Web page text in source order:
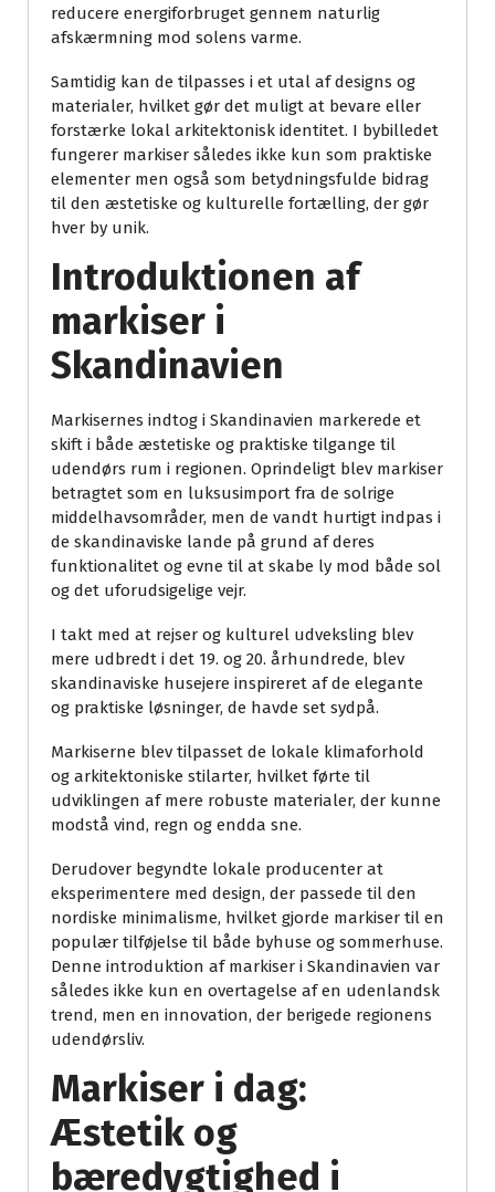
reducere energiforbruget gennem naturlig
afskærmning mod solens varme.
Samtidig kan de tilpasses i et utal af designs og
materialer, hvilket gør det muligt at bevare eller
forstærke lokal arkitektonisk identitet. I bybilledet
fungerer markiser således ikke kun som praktiske
elementer men også som betydningsfulde bidrag
til den æstetiske og kulturelle fortælling, der gør
hver by unik.
Introduktionen af
markiser i
Skandinavien
Markisernes indtog i Skandinavien markerede et
skift i både æstetiske og praktiske tilgange til
udendørs rum i regionen. Oprindeligt blev markiser
betragtet som en luksusimport fra de solrige
middelhavsområder, men de vandt hurtigt indpas i
de skandinaviske lande på grund af deres
funktionalitet og evne til at skabe ly mod både sol
og det uforudsigelige vejr.
I takt med at rejser og kulturel udveksling blev
mere udbredt i det 19. og 20. århundrede, blev
skandinaviske husejere inspireret af de elegante
og praktiske løsninger, de havde set sydpå.
Markiserne blev tilpasset de lokale klimaforhold
og arkitektoniske stilarter, hvilket førte til
udviklingen af mere robuste materialer, der kunne
modstå vind, regn og endda sne.
Derudover begyndte lokale producenter at
eksperimentere med design, der passede til den
nordiske minimalisme, hvilket gjorde markiser til en
populær tilføjelse til både byhuse og sommerhuse.
Denne introduktion af markiser i Skandinavien var
således ikke kun en overtagelse af en udenlandsk
trend, men en innovation, der berigede regionens
udendørsliv.
Markiser i dag:
Æstetik og
bæredygtighed i